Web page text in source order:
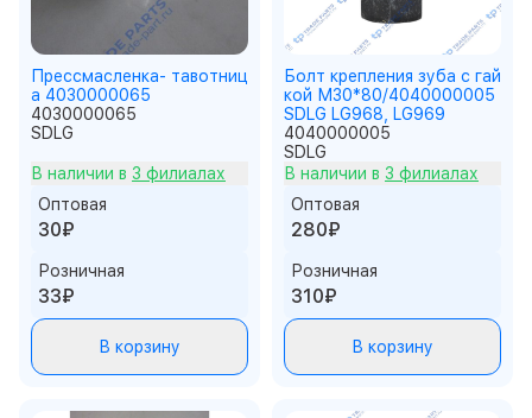
Прессмасленка- тавотниц
а 4030000065
4030000065
SDLG
В наличии в 3 филиалах
Оптовая
30₽
Розничная
33₽
В корзину
Болт крепления зуба c гай
кой М30*80/4040000005
SDLG LG968, LG969
4040000005
SDLG
В наличии в 3 филиалах
Оптовая
280₽
Розничная
310₽
В корзину